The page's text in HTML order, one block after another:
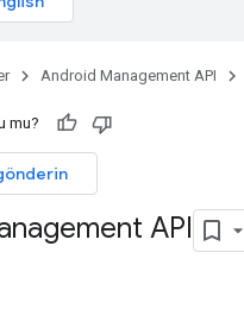
Android Management API
mu?
API